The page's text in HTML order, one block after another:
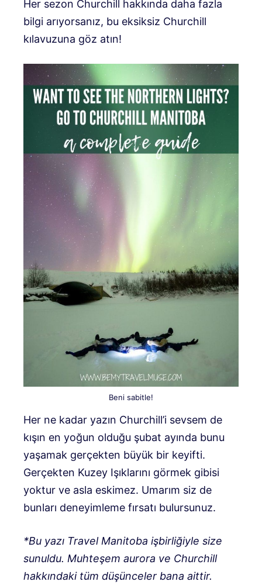
Her sezon Churchill hakkında daha fazla
bilgi arıyorsanız, bu eksiksiz Churchill
kılavuzuna göz atın!
Beni sabitle!
Her ne kadar yazın Churchill’i sevsem de
kışın en yoğun olduğu şubat ayında bunu
yaşamak gerçekten büyük bir keyifti.
Gerçekten Kuzey Işıklarını görmek gibisi
yoktur ve asla eskimez. Umarım siz de
bunları deneyimleme fırsatı bulursunuz.
*Bu yazı Travel Manitoba işbirliğiyle size
sunuldu. Muhteşem aurora ve Churchill
hakkındaki tüm düşünceler bana aittir.